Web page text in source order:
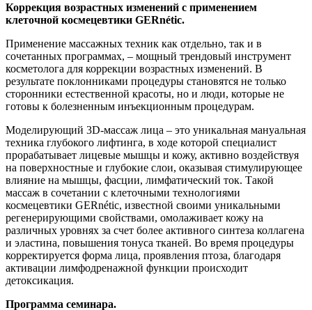
Коррекция возрастных изменений с применением
клеточной космецевтики GERnétic.
Применение массажных техник как отдельно, так и в
сочетанных программах, – мощный трендовый инструмент
косметолога для коррекции возрастных изменений. В
результате поклонниками процедуры становятся не только
сторонники естественной красоты, но и люди, которые не
готовы к болезненным инъекционным процедурам.
Моделирующий 3D-массаж лица – это уникальная мануальная
техника глубокого лифтинга, в ходе которой специалист
прорабатывает лицевые мышцы и кожу, активно воздействуя
на поверхностные и глубокие слои, оказывая стимулирующее
влияние на мышцы, фасции, лимфатический ток. Такой
массаж в сочетании с клеточными технологиями
космецевтики GERnétic, известной своими уникальными
регенерирующими свойствами, омолаживает кожу на
различных уровнях за счет более активного синтеза коллагена
и эластина, повышения тонуса тканей. Во время процедуры
корректируется форма лица, проявления птоза, благодаря
активации лимфодренажной функции происходит
детоксикация.
Программа семинара.